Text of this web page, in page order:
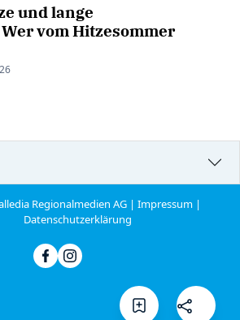
und lange
vom Hitzesommer
Regionalmedien AG |Impressum |
Datenschutzerklärung